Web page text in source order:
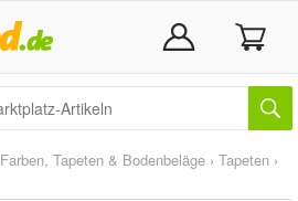
Farben, Tapeten & Bodenbeläge › Tapeten ›